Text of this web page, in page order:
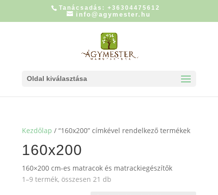
Tanácsadás: +36304475612
info@agymester.hu
Oldal kiválasztása
Kezdőlap / “160x200” címkével rendelkező termékek
160x200
160×200 cm-es matracok és matrackiegészítők
1–9 termék, összesen 21 dbSorted